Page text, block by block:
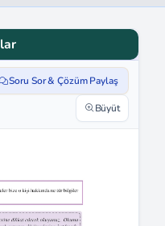
Soru Sor & Çözüm Paylaş
Büyüt